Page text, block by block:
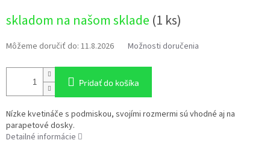
cena:
skladom na našom sklade (1 ks)
Môžeme doručiť do: 11.8.2026 Možnosti doručenia
Pridať do košíka
Nízke kvetináče s podmiskou, svojími rozmermi sú vhodné aj na
parapetové dosky.
Detailné informácie